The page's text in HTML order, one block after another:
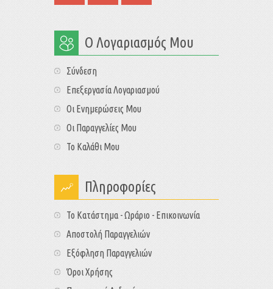
Ο Λογαριασμός Μου
Σύνδεση
Επεξεργασία Λογαριασμού
Οι Ενημερώσεις Μου
Οι Παραγγελίες Μου
Το Καλάθι Μου
Πληροφορίες
Το Κατάστημα - Ωράριο - Επικοινωνία
Αποστολή Παραγγελιών
Εξόφληση Παραγγελιών
Όροι Χρήσης